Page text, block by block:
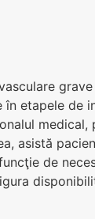
în etapele de
asistă
de